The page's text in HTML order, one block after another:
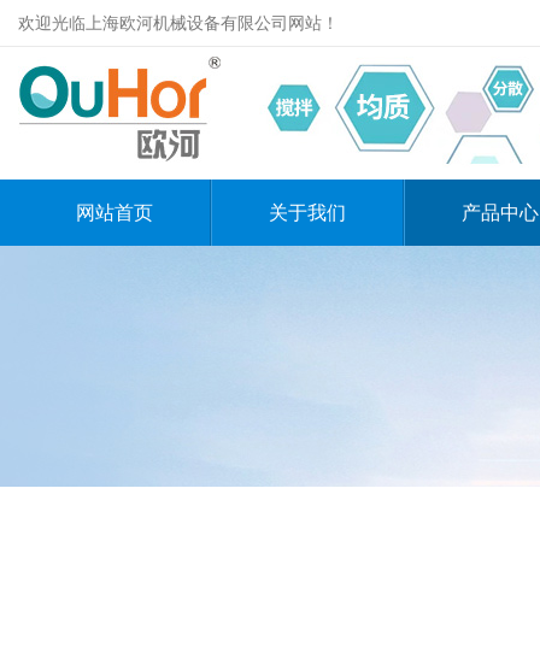
欢迎光临上海欧河机械设备有限公司网站！
网站首页 关于我们 产品中心